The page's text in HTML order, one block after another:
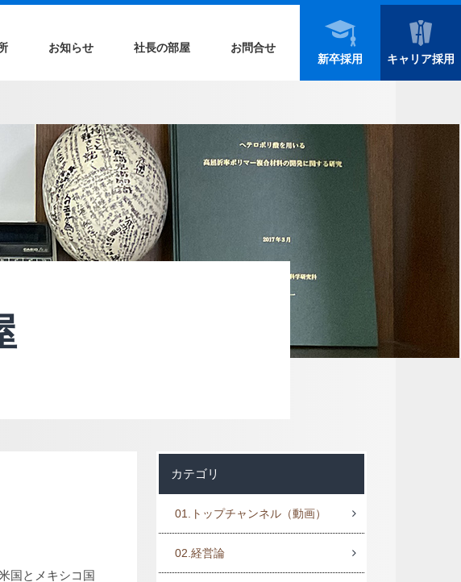
お知らせ 社長の部屋
お問合せ
新卒採用
キャリア採用
国とメキシコ国
カテゴリ
01.トップチャンネル（動画）
02.経営論